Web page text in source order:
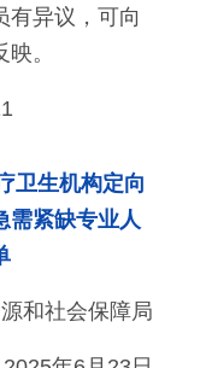
有异议，可向
。
卫生机构定向
需紧缺专业人
和社会保障局